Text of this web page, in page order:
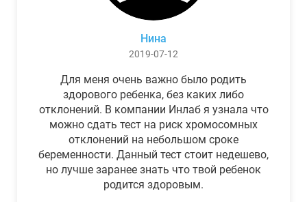
Нина
2019-07-12
Для меня очень важно было родить
здорового ребенка, без каких либо
отклонений. В компании Инлаб я узнала что
можно сдать тест на риск хромосомных
отклонений на небольшом сроке
беременности. Данный тест стоит недешево,
но лучше заранее знать что твой ребенок
родится здоровым.